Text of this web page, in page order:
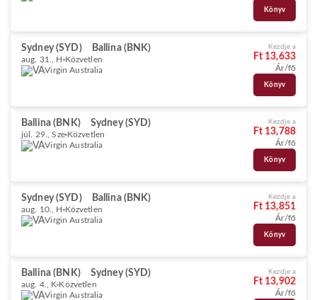
Könyv
Sydney (SYD) Ballina (BNK)
aug. 31., H Közvetlen
Virgin Australia
Kezdje a
Ft 13,633
Ár/fő
Könyv
Ballina (BNK) Sydney (SYD)
júl. 29., Sze Közvetlen
Virgin Australia
Kezdje a
Ft 13,788
Ár/fő
Könyv
Sydney (SYD) Ballina (BNK)
aug. 10., H Közvetlen
Virgin Australia
Kezdje a
Ft 13,851
Ár/fő
Könyv
Ballina (BNK) Sydney (SYD)
aug. 4., K Közvetlen
Virgin Australia
Kezdje a
Ft 13,902
Ár/fő